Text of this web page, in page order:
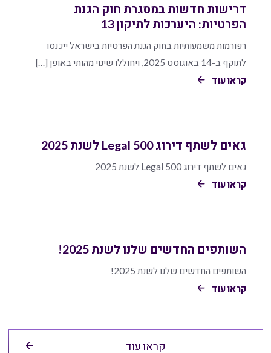
דרישות חדשות במסגרת חוק הגנת
הפרטיות: היערכות לתיקון 13
רפורמות משמעותיות בחוק הגנת הפרטיות בישראל ייכנסו
לתוקף ב-14 באוגוסט 2025, ויחוללו שינוי מהותי באופן […]
קראו עוד
גאים לשתף דירוג Legal 500 לשנת 2025
גאים לשתף דירוג Legal 500 לשנת 2025
קראו עוד
השותפים החדשים שלנו לשנת 2025!
השותפים החדשים שלנו לשנת 2025!
קראו עוד
קראו עוד